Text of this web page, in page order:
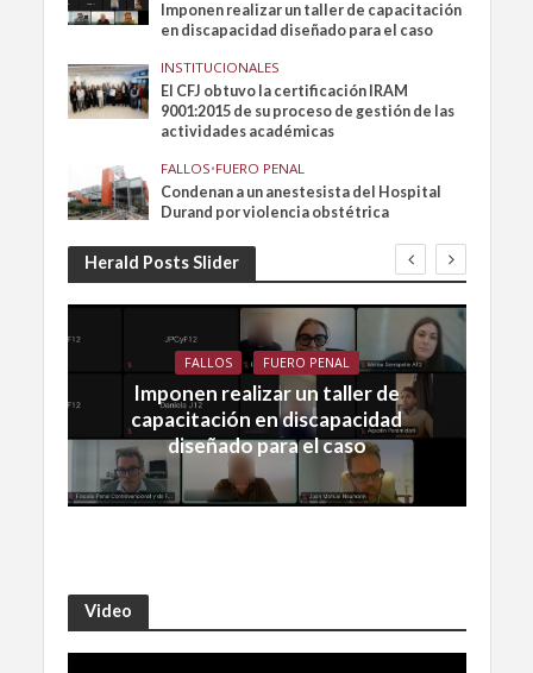
Imponen realizar un taller de capacitación
en discapacidad diseñado para el caso
INSTITUCIONALES
El CFJ obtuvo la certificación IRAM
9001:2015 de su proceso de gestión de las
actividades académicas
FALLOS•FUERO PENAL
Condenan a un anestesista del Hospital
Durand por violencia obstétrica
Herald Posts Slider
FALLOS FUERO PENAL
Imponen realizar un taller de
capacitación en discapacidad
diseñado para el caso
Video